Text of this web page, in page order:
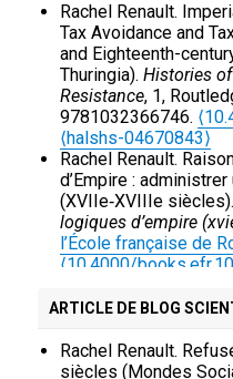
Rachel Renault.
révolte dans le
siècles", dans :
siècles. Textes
HAFFEMAYER,
Cahiers du CRHQ [en
Rachel Renault.
le territoire Reuß
Hypothèses,
Actes de la journée
d'Histoire de
⟨hal-01998025⟩
Rachel Renault.
concurrence des
Hypothèses,
Actes de la journée
Rachel Renault.
Tax Avoidance and
and Eighteenth-
Thuringia).Histories
Resistance, 1,
9781032366746.
⟨halshs-04670843⟩
Rachel Renault.
d’Empire :
(XVIIe‑XVIIIe
logiques d’empire
l’École française de
⟨10.4000/
construction du
impériales et
Résister à la justice.
ARTICLE DE BLOG
Rachel Renault.
siècles (Mondes